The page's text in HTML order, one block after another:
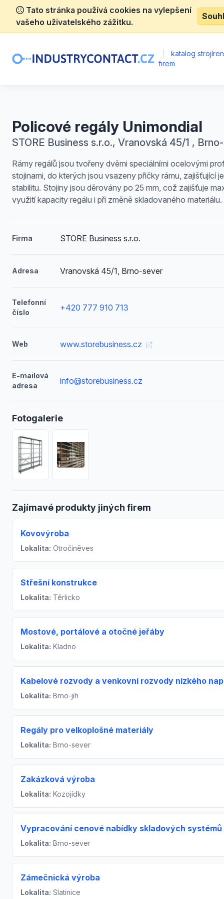
Tato stránka používá cookies na vylepšení
vašeho uživatelského zážitku.
katalog
firem
Policové regály Unimondial
STORE Business s.r.o., Vranovská 45/1 ,
Rámy regálů jsou tvořeny dvěmi speciálními ocelovými
stojinami, do kterých jsou vsazeny přičky rámu, zajišťující
stabilitu. Stojiny jsou děrovány po 25 mm, což zajišťuje
využití kapacity regálu i při změně skladovaného materiálu.
Firma STORE Business s.r.o.
Adresa Vranovská 45/1, Brno-sever
Telefonní
číslo
+420 777 910 713
Web www.storebusiness.cz
E-mailová
adresa
info@storebusiness.cz
Fotogalerie
Zajímavé produkty jiných firem
Kovovýroba
Lokalita: Otročiněves
Střešní konstrukce
Lokalita: Těrlicko
Mostové, portálové a otočné jeřáby
Lokalita: Kladno
Kabelové rozvody a venkovní rozvody nízkého
Lokalita: Brno-jih
Regály pro velkoplošné materiály
Lokalita: Brno-sever
Zakázková výroba
Lokalita: Kozojídky
Vypracování cenové nabídky skladových systémů
Lokalita: Brno-sever
Zámečnická výroba
Lokalita: Slatinice